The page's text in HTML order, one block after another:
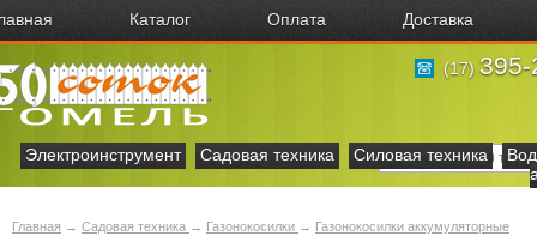
Каталог Оплата Доставка
(17) 395-
Электроинструмент Садовая техника Силовая техника
Главная → Садовая техника → Газонокосилки → Газонокосилки аккумуляторные